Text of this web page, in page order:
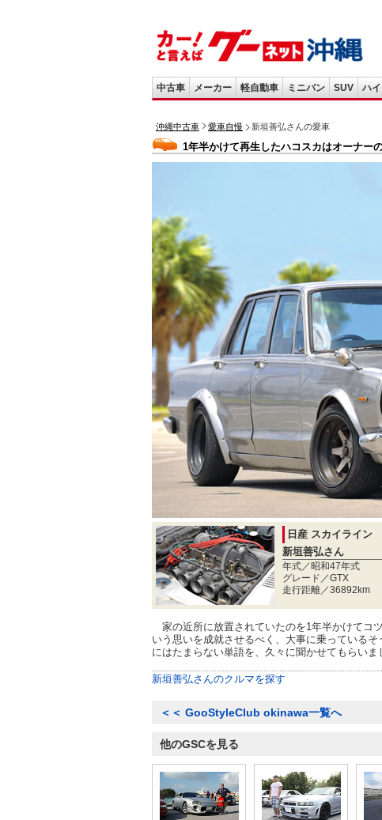
中古車 メーカー 軽自動車 ミニバン SUV ハ
沖縄中古車 愛車自慢 新垣善弘さんの愛車
1年半かけて再生したハコスカはオーナー
日産 スカイライン
新垣善弘さん
年式／昭和47年式
グレード／GTX
走行距離／36892km
家の近所に放置されていたのを1年半かけてコ
いう思いを成就させるべく、大事に乗っている
にはたまらない単語を、久々に聞かせてもらいま
新垣善弘さんのクルマを探す
＜＜ GooStyleClub okinawa一覧へ
他のGSCを見る